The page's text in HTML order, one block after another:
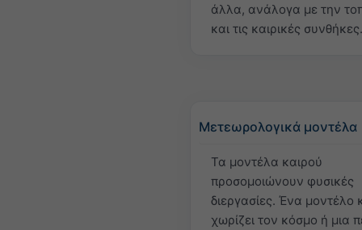
άλλα, ανάλογα με την
και τις καιρικές συνθήκες.
Μετεωρολογικά μοντέλα
Τα μοντέλα καιρού
προσομοιώνουν φυσικές
διεργασίες. Ένα μοντέλο
χωρίζει τον κόσμο ή μια